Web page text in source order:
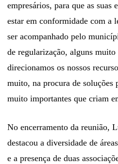
empresários, para que as suas
estar em conformidade com a
ser acompanhado pelo
de regularização, alguns
direcionamos os nossos
muito, na procura de soluções
muito importantes que criam
No encerramento da reunião,
destacou a diversidade de
e a presença de duas